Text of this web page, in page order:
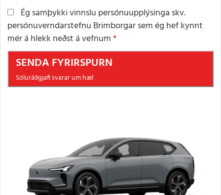
Ég samþykki vinnslu persónuupplýsinga skv.
persónuverndarstefnu Brimborgar sem ég hef kynnt
mér á hlekk neðst á vefnum
SENDA FYRIRSPURN
Söluráðgjafi svarar um hæl